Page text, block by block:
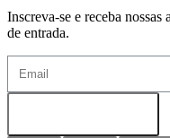
Inscreva-se e receba nossas
de entrada.